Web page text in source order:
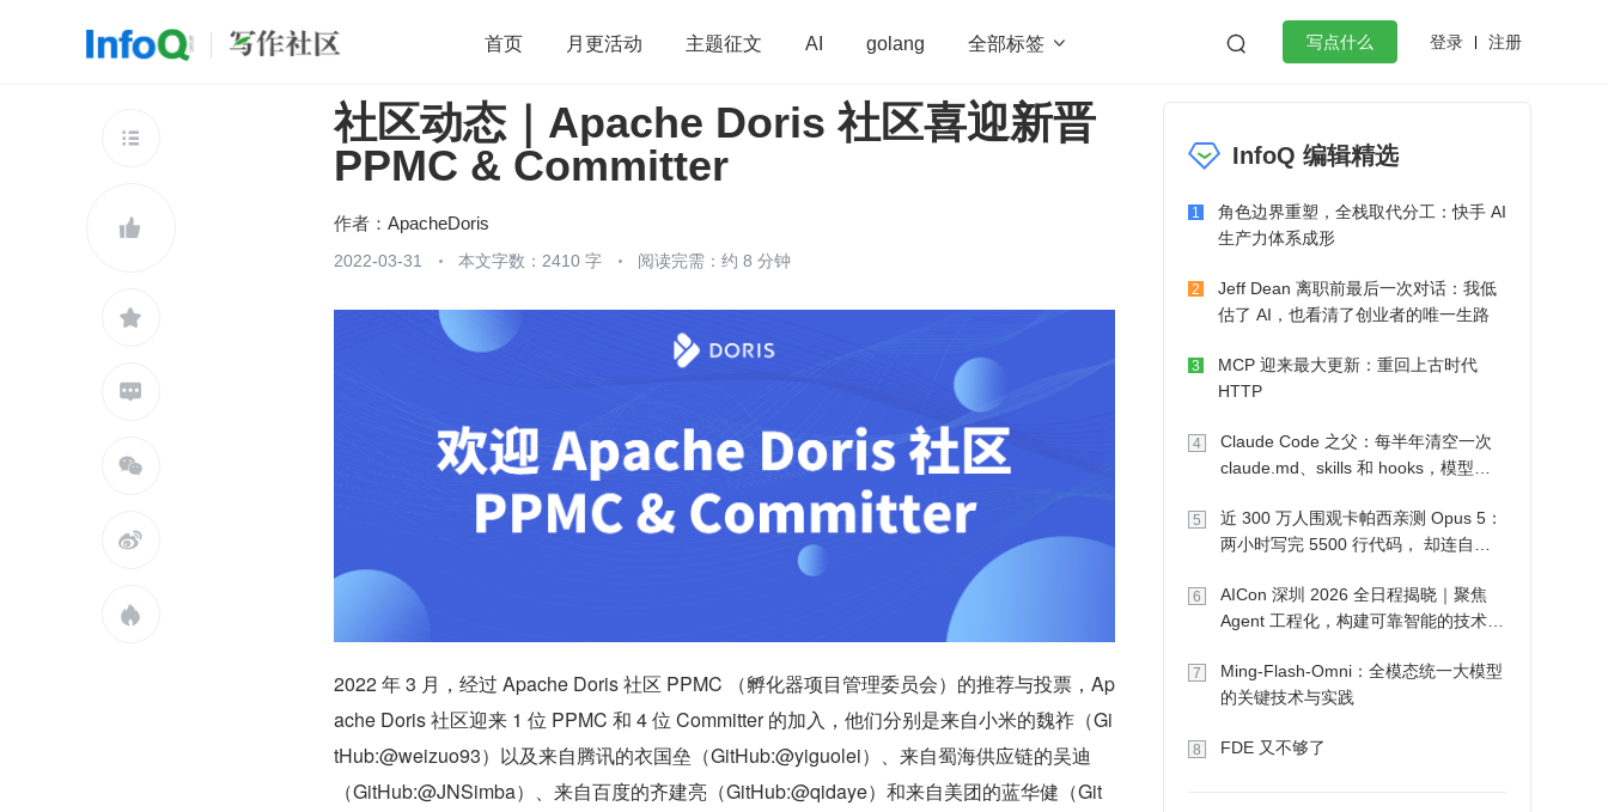
首页 月更活动 主题征文 AI golang 全部标签   写点什么 登录 注册
开源 架构 OpenHarmony 算法 学习方法 Web3.0 高效工作
团队管理 程序员 运维 微服务架构 flutter
查看更多







社区动态｜Apache Doris 社区喜迎新晋
PPMC & Committer
作者： ApacheDoris
2022-03-31 本文字数：2410 字 阅读完需：约 8 分钟
2022 年 3 月，经过 Apache Doris 社区 PPMC （孵化器项目管理委员会）的推荐与投票，Ap
ache Doris 社区迎来 1 位 PPMC 和 4 位 Committer 的加入，他们分别是来自小米的魏祚（Gi
tHub:@weizuo93）以及来自腾讯的衣国垒（GitHub:@yiguolei）、来自蜀海供应链的吴迪
（GitHub:@JNSimba）、来自百度的齐建亮（GitHub:@qidaye）和来自美团的蓝华健（Git
InfoQ 编辑精选
1
角色边界重塑，全栈取代分工：快手 AI
生产力体系成形
2
Jeff Dean 离职前最后一次对话：我低
估了 AI，也看清了创业者的唯一生路
3
MCP 迎来最大更新：重回上古时代
HTTP
4
Claude Code 之父：每半年清空一次
claude.md、skills 和 hooks，模型自
5
近 300 万人围观卡帕西亲测 Opus 5：
两小时写完 5500 行代码， 却连自己
6
AICon 深圳 2026 全日程揭晓｜聚焦
Agent 工程化，构建可靠智能的技术路
7
Ming-Flash-Omni：全模态统一大模型
的关键技术与实践
8 FDE 又不够了